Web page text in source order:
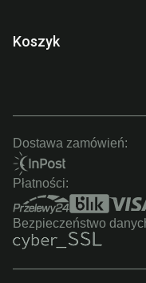
Koszyk
Dostawa zamówień:
Płatności:
Bezpieczeństwo